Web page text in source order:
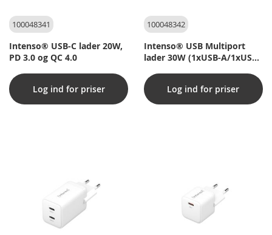
100048341
Intenso® USB-C lader 20W,
PD 3.0 og QC 4.0
Log ind for priser
100048342
Intenso® USB Multiport
lader 30W (1xUSB-A/1xUSB-
Log ind for priser